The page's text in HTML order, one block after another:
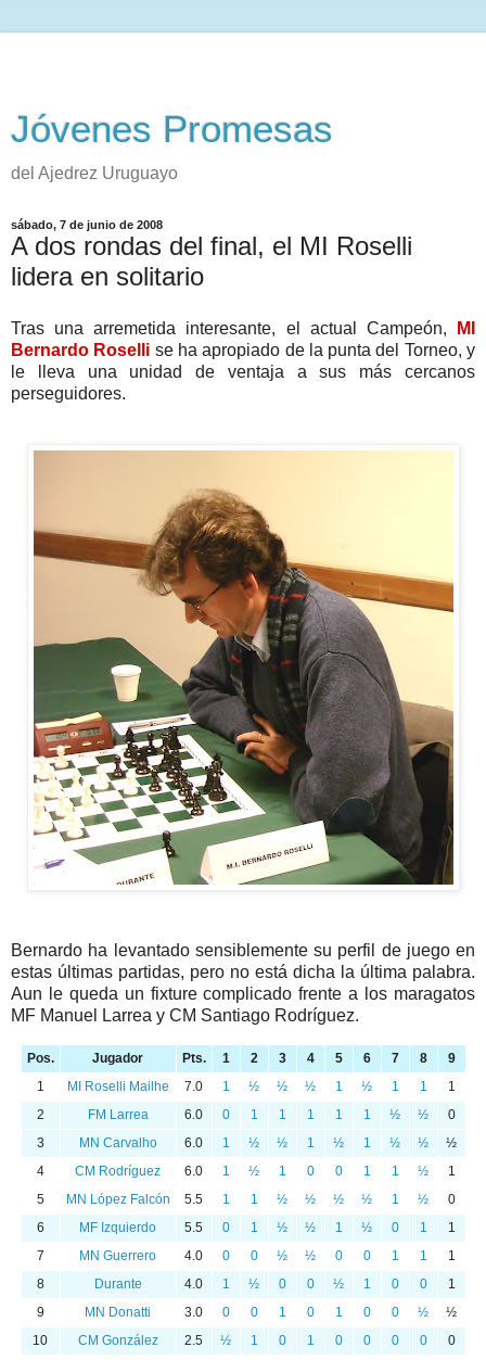
Jóvenes Promesas
del Ajedrez Uruguayo
sábado, 7 de junio de 2008
A dos rondas del final, el MI Roselli
lidera en solitario
Tras una arremetida interesante, el actual Campeón,
MI
Bernardo Roselli se ha apropiado de la punta del Torneo, y
le lleva una unidad de ventaja a sus más cercanos
perseguidores.
Bernardo ha levantado sensiblemente su perfil de juego en
estas últimas partidas, pero no está dicha la última palabra.
Aun le queda un fixture complicado frente a los maragatos
MF Manuel Larrea y CM Santiago Rodríguez.
Pos. Jugador Pts. 1 2 3 4 5 6 7 8
9
1
MI Roselli Mailhe 7.0 1 ½ ½ ½ 1 ½ 1 1
1
2
FM Larrea 6.0 0 1 1 1 1 1 ½ ½
0
3
MN Carvalho 6.0 1 ½ ½ 1 ½ 1 ½ ½
½
4
CM Rodríguez 6.0 1 ½ 1 0 0 1 1 ½
1
5
MN López Falcón 5.5 1 1 ½ ½ ½ ½ 1 ½
0
6
MF Izquierdo 5.5 0 1 ½ ½ 1 ½ 0 1
1
7
MN Guerrero 4.0 0 0 ½ ½ 0 0 1 1
1
8
Durante 4.0 1 ½ 0 0 ½ 1 0 0
1
9
MN Donatti 3.0 0 0 1 0 1 0 0 ½
½
10
CM González 2.5 ½ 1 0 1 0 0 0 0
0